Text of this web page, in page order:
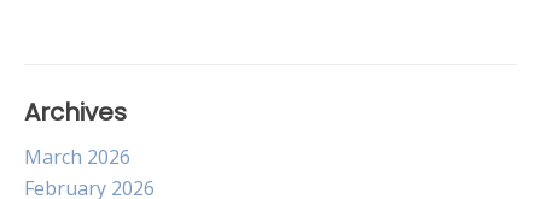
Archives
March 2026
February 2026